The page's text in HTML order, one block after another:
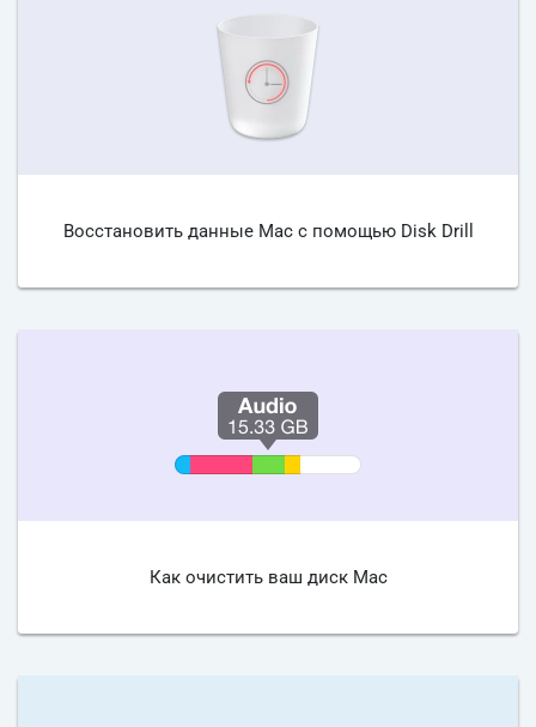
Восстановить данные Mac с помощью Disk Drill
Как очистить ваш диск Mac